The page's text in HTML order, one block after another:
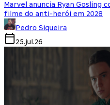
Marvel anuncia Ryan Gosling
filme do anti-herói em 2028
Pedro Siqueira
25.jul.26